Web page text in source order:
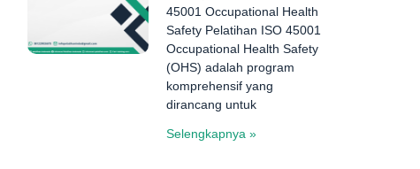
45001 Occupational Health
Safety Pelatihan ISO 45001
Occupational Health Safety
(OHS) adalah program
komprehensif yang
dirancang untuk
Selengkapnya »